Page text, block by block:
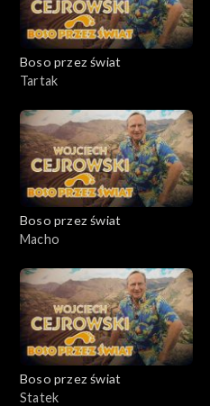
Boso przez świat
Tartak
Boso przez świat
Macho
Boso przez świat
Statek